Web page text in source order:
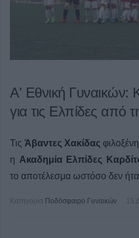
Α' Εθνική Γυναικών:
για τις Ελπίδες από
ΤιςΆβαντες Χακίδας
η Ακαδημία Ελπίδες
το αποτέλεσμα ωστόσο δεν
Κατηγορία Ποδόσφαιρο Γυναικών 15